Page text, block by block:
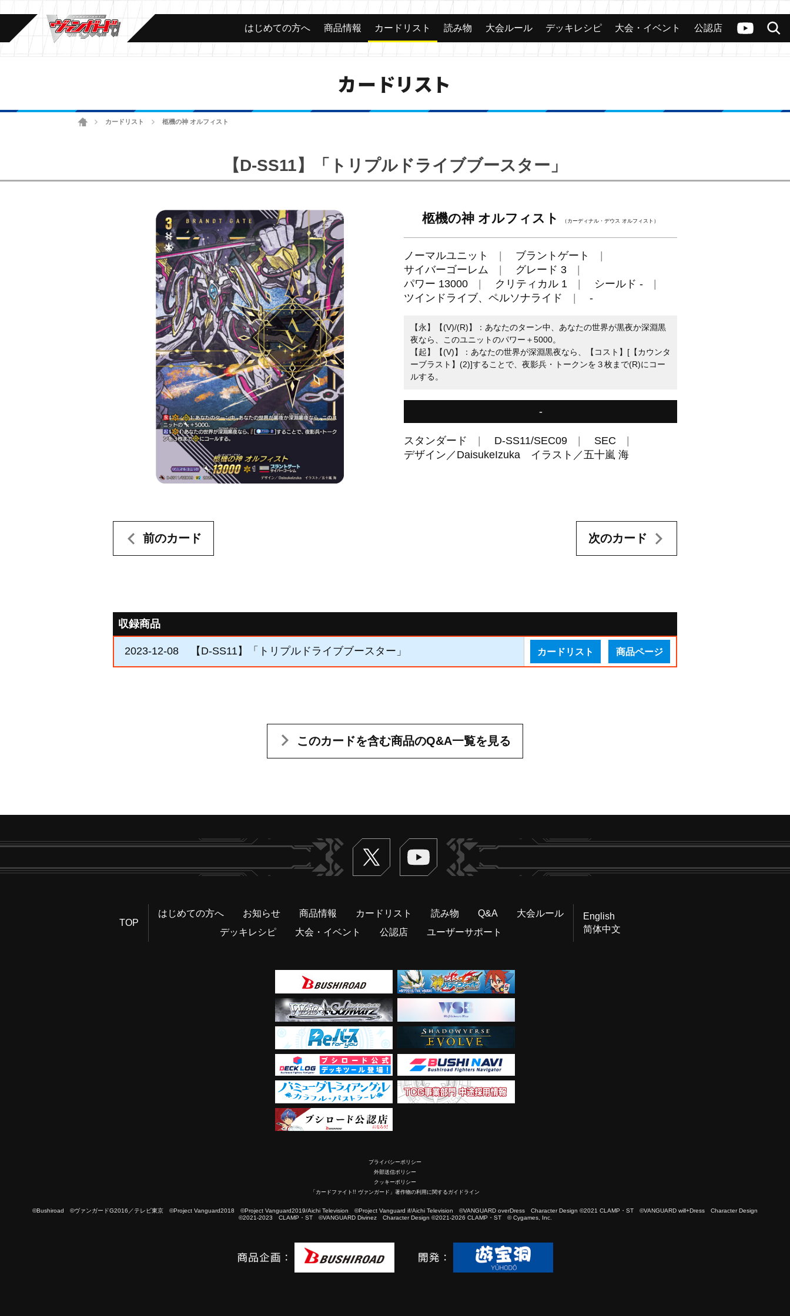
ヴァンガードch
検索
カード 大会 公認店舗 その他
はじめての方へ 商品情報 カードリスト 読み物 大会ルール デッキレシピ 大会・イベント 公認店
カードリスト
ホームカードリスト 柩機の神 オルフィスト
【D-SS11】「トリプルドライブブースター」
柩機の神 オルフィスト （カーディナル・デウス オルフィスト）
ノーマルユニット
ブラントゲート
サイバーゴーレム
グレード 3
パワー 13000
クリティカル 1
シールド -
ツインドライブ、ペルソナライド
-
【永】【(V)/(R)】：あなたのターン中、あなたの世界が黒夜か深淵黒
夜なら、このユニットのパワー＋5000。
【起】【(V)】：あなたの世界が深淵黒夜なら、【コスト】[【カウンタ
ーブラスト】(2)]することで、夜影兵・トークンを３枚まで(R)にコー
ルする。
-
スタンダード D-SS11/SEC09
SEC
デザイン／DaisukeIzuka イラスト／五十嵐 海
前のカード 次のカード
収録商品
2023-12-08 【D-SS11】「トリプルドライブブースター」 カードリスト 商品ページ
このカードを含む商品のQ&A一覧を見る
Twitter ヴァンガードch
TOP
はじめての方へ お知らせ 商品情報 カードリスト 読み物 Q&A
大会ルール
デッキレシピ
大会・イベント 公認店 ユーザーサポート
English
简体中文
プライバシーポリシー
外部送信ポリシー
クッキーポリシー
「カードファイト!! ヴァンガード」著作物の利用に関するガイドライン
©Bushiroad ©ヴァンガードG2016／テレビ東京 ©Project Vanguard2018 ©Project Vanguard2019/Aichi Television ©Project Vanguard if/Aichi Television ©VANGUARD overDress Character Design ©2021 CLAMP・ST ©VANGUARD will+Dress Character Design
©2021-2023 CLAMP・ST ©VANGUARD Divinez Character Design ©2021-2026 CLAMP・ST © Cygames, Inc.